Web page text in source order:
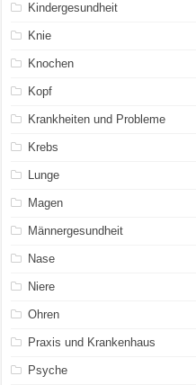
Kindergesundheit
Knie
Knochen
Kopf
Krankheiten und Probleme
Krebs
Lunge
Magen
Männergesundheit
Nase
Niere
Ohren
Praxis und Krankenhaus
Psyche